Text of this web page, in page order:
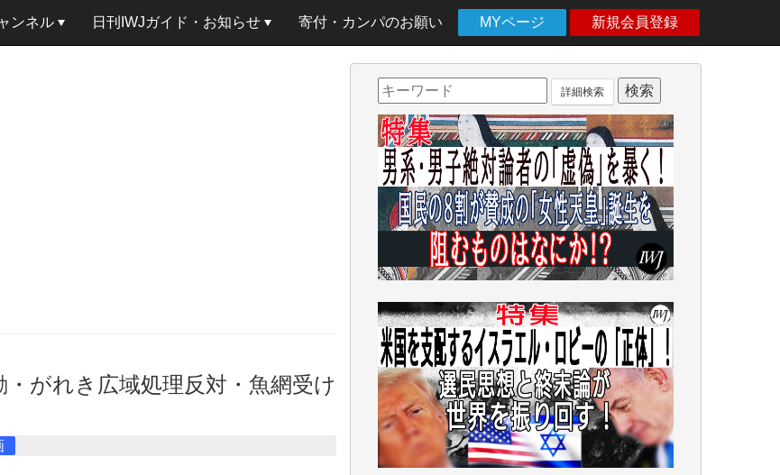
ンネル 日刊IWJガイド・お知らせ 寄付・カンパのお願い MYページ 新規会員登録
・がれき広域処理反対・魚網受け
詳細検索